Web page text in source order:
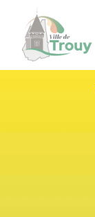
principal